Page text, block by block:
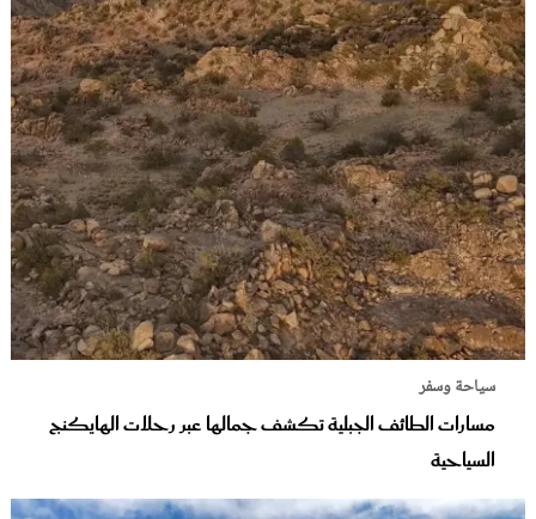
سياحة وسفر
مسارات الطائف الجبلية تكشف جمالها عبر رحلات الهايكنج
السياحية